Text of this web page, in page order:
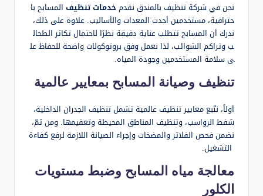
نحن في شركة تنظيف بالمندق نقدم خدمات تنظيف المسابح با
حترافية، مستخدمين أحدث المعدات والأساليب. علاوة على ذلك،
ندرك أن المسابح تتطلب عناية دقيقة نظرًا لاحتمال تكاثر الطحال
ب وتراكم الشوائب، لذا نعمل وفق بروتوكولات واضحة للحفاظ عل
ى سلامة المستخدمين وجودة المياه.
تنظيف وصيانة المسابح بمعايير عالمية
أولاً، نتّبع معايير تنظيف عالمية تشمل تنظيف الجدران الداخلية،
شفط الرواسب، وتنظيف المناطق المحيطة وتعقيمها. ومن ثمّ،
نضمن فحص الفلاتر والمضخات وإجراء الصيانة اللازمة لرفع كفاءة
التشغيل.
معالجة مياه المسابح وضبط مستويات
الكلور